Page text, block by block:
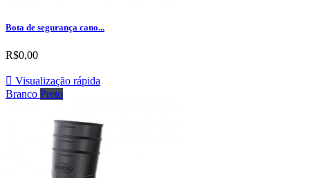
Bota de segurança cano...
R$0,00
 Visualização rápida
Branco Preto